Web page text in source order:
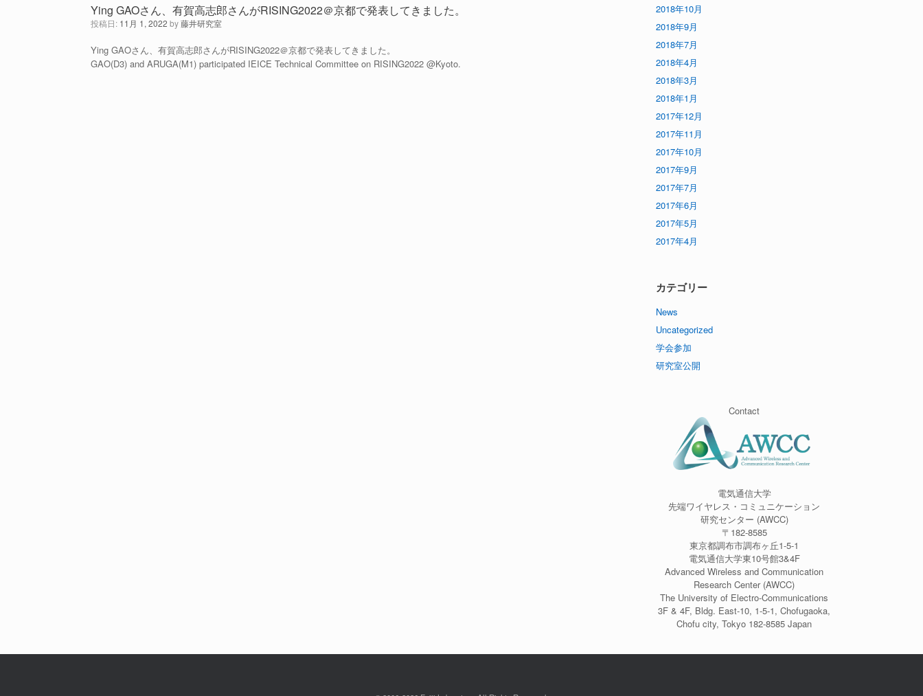
Ying GAOさん、有賀高志郎さんがRISING2022＠京都で発表してきました。
投稿日: 11月 1, 2022 by藤井研究室
Ying GAOさん、有賀高志郎さんがRISING2022＠京都で発表してきました。
GAO(D3) and ARUGA(M1) participated IEICE Technical Committee on RISING2022 @Kyoto.
2018年10月
2018年9月
2018年7月
2018年4月
2018年3月
2018年1月
2017年12月
2017年11月
2017年10月
2017年9月
2017年7月
2017年6月
2017年5月
2017年4月
カテゴリー
News
Uncategorized
学会参加
研究室公開
Contact
電気通信大学
先端ワイヤレス・コミュニケーション
研究センター (AWCC)
〒182-8585
東京都調布市調布ヶ丘1-5-1
電気通信大学東10号館3&4F
Advanced Wireless and Communication
Research Center (AWCC)
The University of Electro-Communications
3F & 4F, Bldg. East-10, 1-5-1, Chofugaoka,
Chofu city, Tokyo 182-8585 Japan